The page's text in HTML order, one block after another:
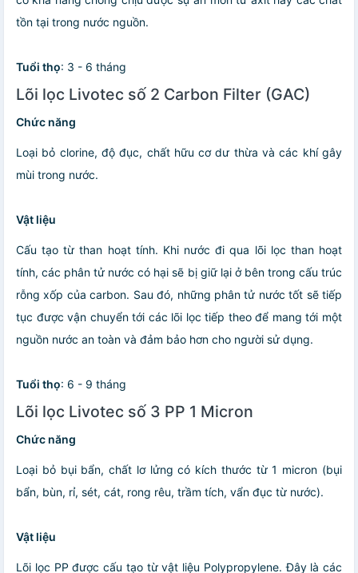
tồn tại trong nước nguồn.
Tuổi thọ: 3 - 6 tháng
Lõi lọc Livotec số 2 Carbon Filter (GAC)
Chức năng
Loại bỏ clorine, độ đục, chất hữu cơ dư thừa và các khí gây
mùi trong nước.
Vật liệu
Cấu tạo từ than hoạt tính. Khi nước đi qua lõi lọc than hoạt
tính, các phân tử nước có hại sẽ bị giữ lại ở bên trong cấu trúc
rỗng xốp của carbon. Sau đó, những phân tử nước tốt sẽ tiếp
tục được vận chuyển tới các lõi lọc tiếp theo để mang tới một
nguồn nước an toàn và đảm bảo hơn cho người sử dụng.
Tuổi thọ: 6 - 9 tháng
Lõi lọc Livotec số 3 PP 1 Micron
Chức năng
Loại bỏ bụi bẩn, chất lơ lửng có kích thước từ 1 micron (bụi
bẩn, bùn, rỉ, sét, cát, rong rêu, trầm tích, vẩn đục từ nước).
Vật liệu
Lõi lọc PP được cấu tạo từ vật liệu Polypropylene. Đây là các